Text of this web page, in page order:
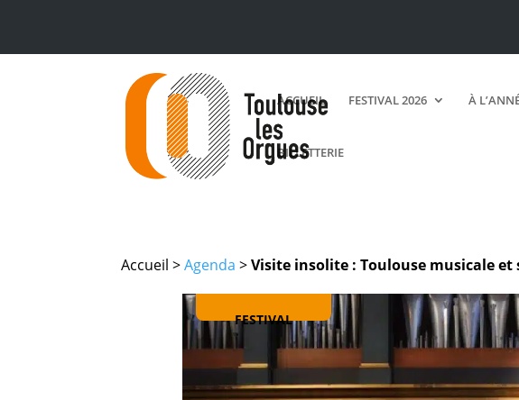
ACCUEIL FESTIVAL 2026 À
BILLETTERIE
Accueil >Agenda >Visite insolite : Toulouse musicale et
FESTIVAL